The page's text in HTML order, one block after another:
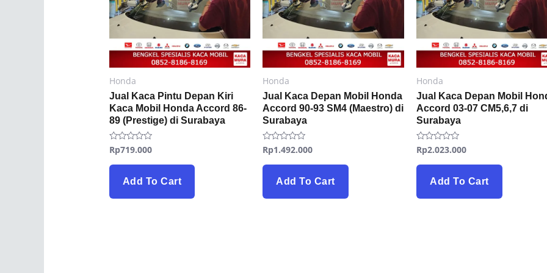
Honda
Jual Kaca Pintu Depan Kiri
Kaca Mobil Honda Accord 86-
89 (Prestige) di Surabaya
Rated
0
out
Rp719.000
Add To Cart
Honda
Jual Kaca Depan Mobil Honda
Accord 90-93 SM4 (Maestro) di
Surabaya
Rated
0
out
Rp1.492.000
Add To Cart
Honda
Jual Kaca Depan Mobil
Accord 03-07 CM5,6,7 di
Surabaya
Rated
0
out
Rp2.023.000
Add To Cart